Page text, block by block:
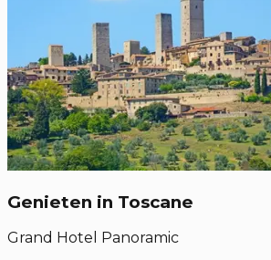
Genieten in Toscane
Grand Hotel Panoramic